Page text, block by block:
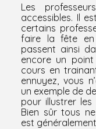
Les
accessibles. Il
certains
faire la fête
passent ainsi
encore un
cours en
ennuyez, vous
un exemple de
pour illustrer
Bien sûr tous
est